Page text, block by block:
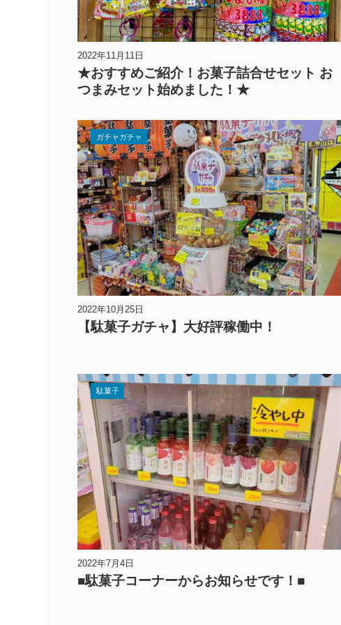
2022年11月11日
★おすすめご紹介！お菓子詰合せセット お
つまみセット始めました！★
ガチャガチャ
2022年10月25日
【駄菓子ガチャ】大好評稼働中！
駄菓子
2022年7月4日
■駄菓子コーナーからお知らせです！■